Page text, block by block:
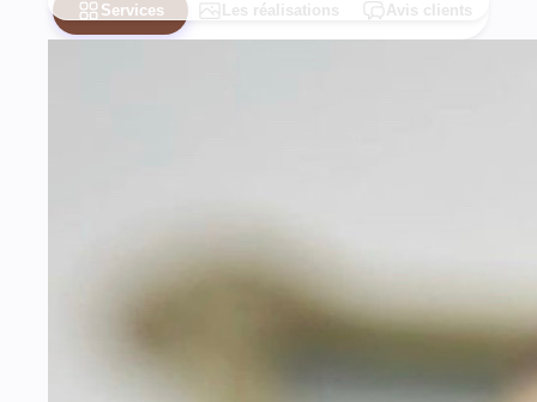
Services Les réalisations Avis clients